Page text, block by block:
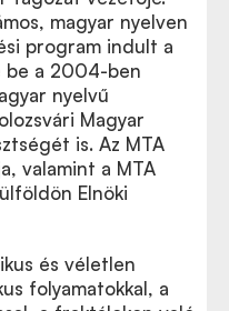
magyar nyelven
program indult a
be a 2004-ben
nyelvű
Magyar
is. Az MTA
valamint a MTA
Elnöki
és véletlen
folyamatokkal, a